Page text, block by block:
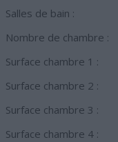
Salles de bain :
Nombre de chambre :
Surface chambre 1 :
Surface chambre 2 :
Surface chambre 3 :
Surface chambre 4 :